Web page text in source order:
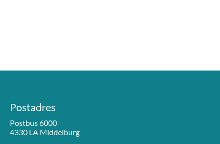
Postadres
Postbus 6000
4330 LA Middelburg